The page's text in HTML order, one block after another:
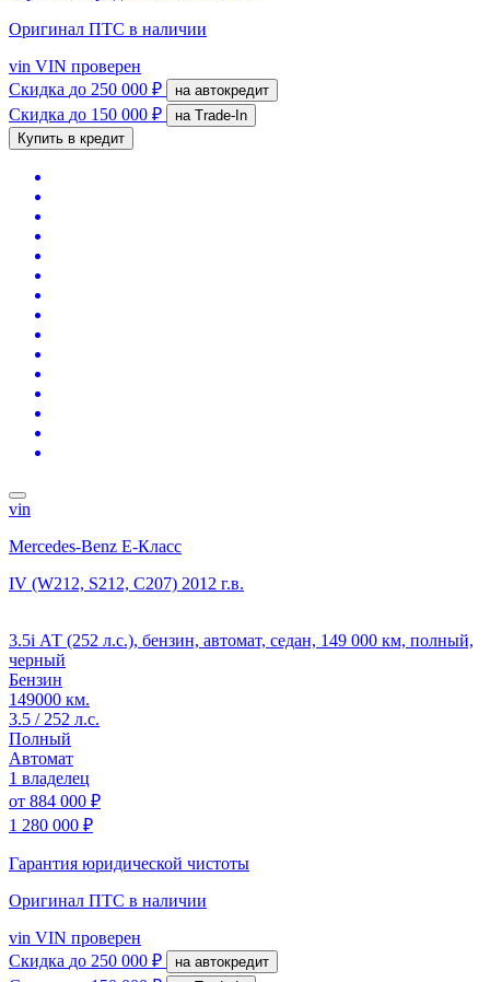
Оригинал ПТС в наличии
vin VIN проверен
Скидка до 250 000 ₽ на автокредит
Скидка до 150 000 ₽
на Trade-In
Купить в кредит
vin
Mercedes-Benz E-Класс
IV (W212, S212, C207) 2012 г.в.
3.5i АТ (252 л.с.), бензин, автомат, седан, 149 000 км, полный,
черный
Бензин
149000 км.
3.5 / 252 л.с.
Полный
Автомат
1 владелец
от 884 000 ₽
1 280 000 ₽
Гарантия юридической чистоты
Оригинал ПТС в наличии
vin VIN проверен
Скидка до 250 000 ₽ на автокредит